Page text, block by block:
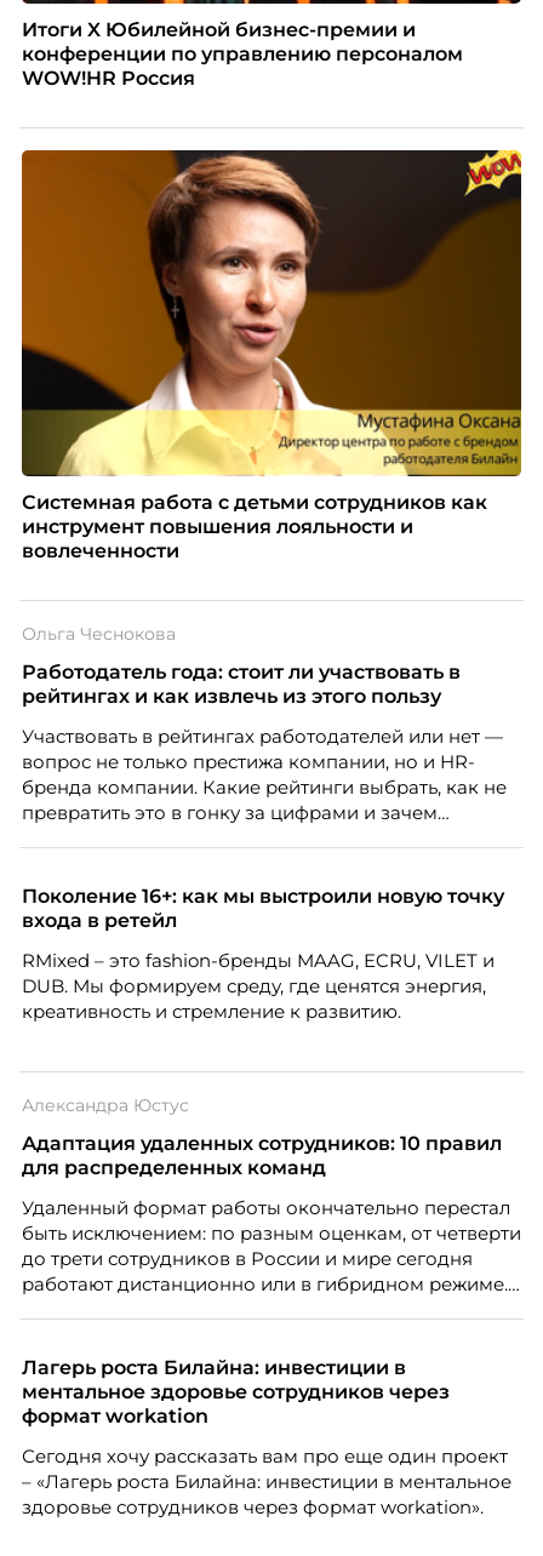
Итоги X Юбилейной бизнес-премии и
конференции по управлению персоналом
WOW!HR Россия
Системная работа с детьми сотрудников как
инструмент повышения лояльности и
вовлеченности
Ольга Чеснокова
Работодатель года: стоит ли участвовать в
рейтингах и как извлечь из этого пользу
Участвовать в рейтингах работодателей или нет —
вопрос не только престижа компании, но и HR-
бренда компании. Какие рейтинги выбрать, как не
превратить это в гонку за цифрами и зачем
Чеснокова, HR-директор Right line.
Поколение 16+: как мы выстроили новую точку
входа в ретейл
RMixed – это fashion-бренды MAAG, ECRU, VILET и
DUB. Мы формируем среду, где ценятся энергия,
креативность и стремление к развитию.
Александра Юстус
Адаптация удаленных сотрудников: 10 правил
для распределенных команд
Удаленный формат работы окончательно перестал
быть исключением: по разным оценкам, от четверти
до трети сотрудников в России и мире сегодня
работают дистанционно или в гибридном режиме.
адаптация во многом происходит сама собой, то на
расстоянии она требует осознанного
проектирования — иначе компания рискует
Лагерь роста Билайна: инвестиции в
ментальное здоровье сотрудников через
формат workation
Сегодня хочу рассказать вам про еще один проект
– «Лагерь роста Билайна: инвестиции в ментальное
здоровье сотрудников через формат workation».